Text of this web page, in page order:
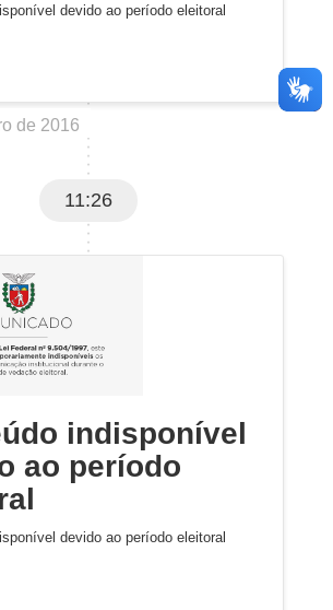
devido ao período eleitoral
de 2016
11:26
indisponível
ao período
devido ao período eleitoral